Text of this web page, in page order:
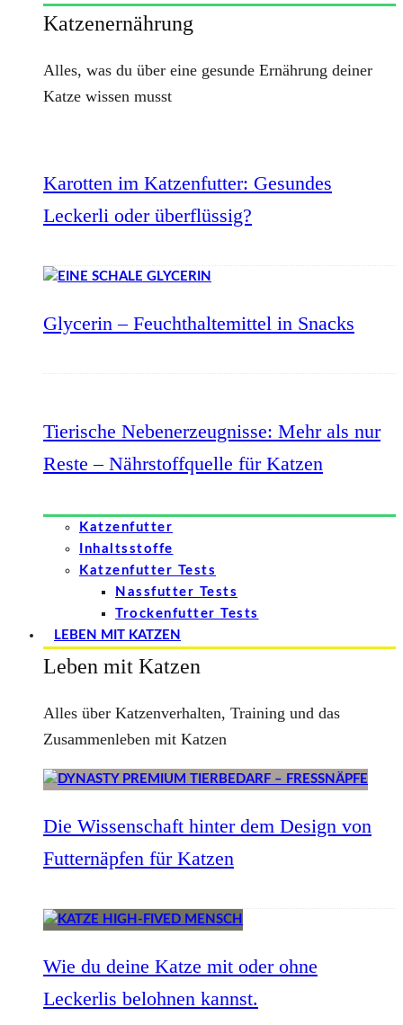
Katzenernährung
Alles, was du über eine gesunde Ernährung deiner
Katze wissen musst
Karotten im Katzenfutter: Gesundes
Leckerli oder überflüssig?
Glycerin – Feuchthaltemittel in Snacks
Tierische Nebenerzeugnisse: Mehr als nur
Reste – Nährstoffquelle für Katzen
Katzenfutter
Inhaltsstoffe
Katzenfutter Tests
Nassfutter Tests
Trockenfutter Tests
LEBEN MIT KATZEN
Leben mit Katzen
Alles über Katzenverhalten, Training und das
Zusammenleben mit Katzen
Die Wissenschaft hinter dem Design von
Futternäpfen für Katzen
Wie du deine Katze mit oder ohne
Leckerlis belohnen kannst.